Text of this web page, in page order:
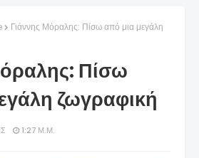
Γιάννης Μόραλης: Πίσω από μια μεγάλη
Πίσω
ζωγραφική
1:27 Μ.Μ.